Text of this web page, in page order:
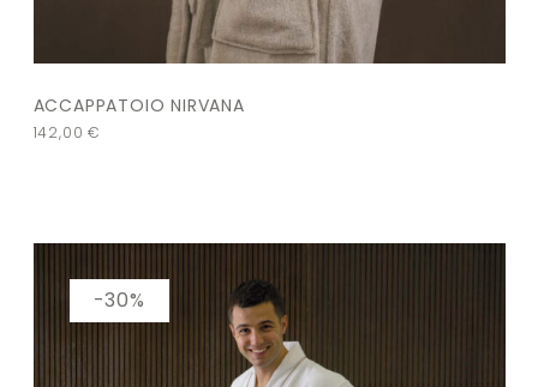
ACCAPPATOIO NIRVANA
142,00€
-30%